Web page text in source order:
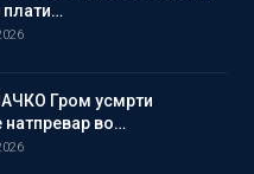
Гром усмрти
во…